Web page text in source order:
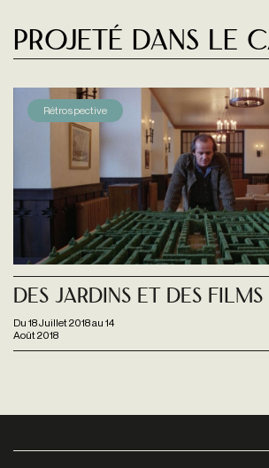
Projeté dans le
Rétrospective
Du 18 Juillet 2018au 14
Août 2018
Des jardins et des films